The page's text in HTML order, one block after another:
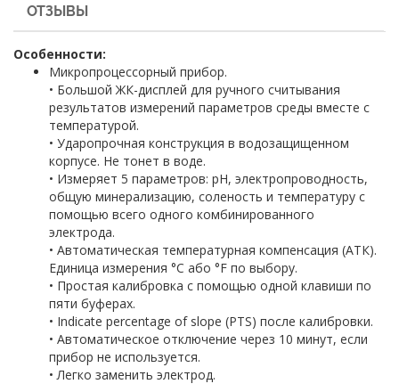
ОТЗЫВЫ
Особенности:
Микропроцессорный прибор.
• Большой ЖК-дисплей для ручного считывания
результатов измерений параметров среды вместе с
температурой.
• Ударопрочная конструкция в водозащищенном
корпусе. Не тонет в воде.
• Измеряет 5 параметров: pH, электропроводность,
общую минерализацию, соленость и температуру с
помощью всего одного комбинированного
электрода.
• Автоматическая температурная компенсация (ATК).
Единица измерения °C або °F по выбору.
• Простая калибровка с помощью одной клавиши по
пяти буферах.
• Indicate percentage of slope (PTS) после калибровки.
• Автоматическое отключение через 10 минут, если
прибор не используется.
• Легко заменить электрод.